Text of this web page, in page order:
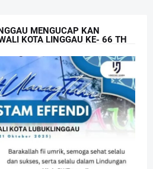
MENGUCAP KAN
KOTA LINGGAU KE- 66 TH